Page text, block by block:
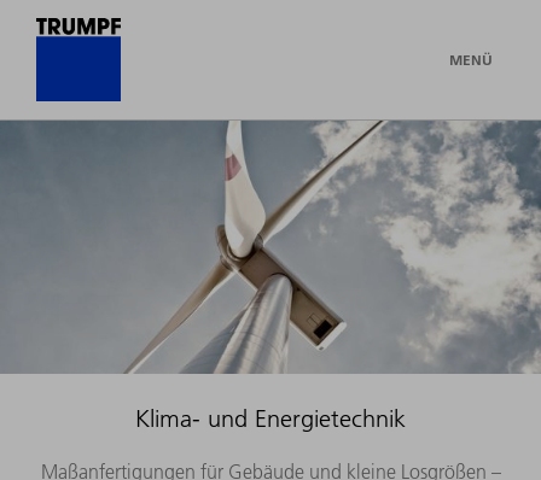
MENÜ
Klima- und Energietechnik
Maßanfertigungen für Gebäude und kleine Losgrößen –